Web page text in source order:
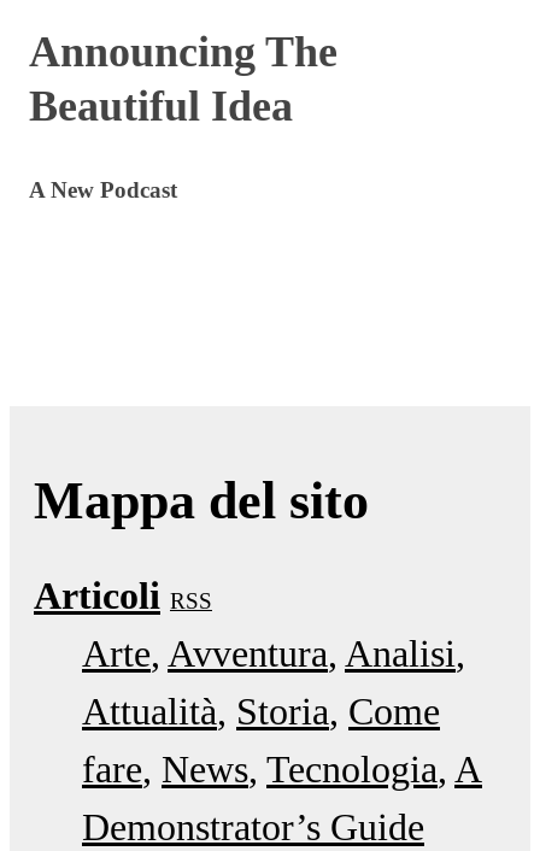
Announcing The
Beautiful Idea
A New Podcast
Mappa del sito
Articoli RSS
Arte Avventura Analisi
Attualità Storia Come
fare News Tecnologia A
Demonstrator’s Guide